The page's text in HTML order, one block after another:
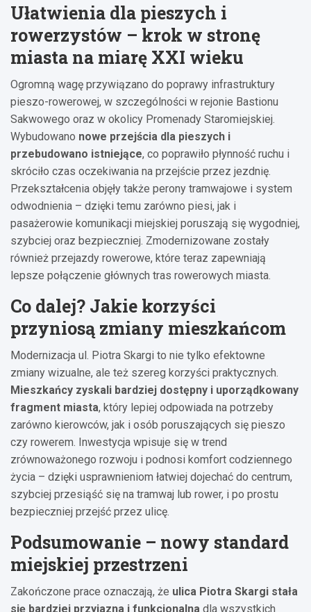
Ułatwienia dla pieszych i
rowerzystów – krok w stronę
miasta na miarę XXI wieku
Ogromną wagę przywiązano do poprawy infrastruktury
pieszo-rowerowej, w szczególności w rejonie Bastionu
Sakwowego oraz w okolicy Promenady Staromiejskiej.
Wybudowano nowe przejścia dla pieszych i
przebudowano istniejące, co poprawiło płynność ruchu i
skróciło czas oczekiwania na przejście przez jezdnię.
Przekształcenia objęły także perony tramwajowe i system
odwodnienia – dzięki temu zarówno piesi, jak i
pasażerowie komunikacji miejskiej poruszają się wygodniej,
szybciej oraz bezpieczniej. Zmodernizowane zostały
również przejazdy rowerowe, które teraz zapewniają
lepsze połączenie głównych tras rowerowych miasta.
Co dalej? Jakie korzyści
przyniosą zmiany mieszkańcom
Modernizacja ul. Piotra Skargi to nie tylko efektowne
zmiany wizualne, ale też szereg korzyści praktycznych.
Mieszkańcy zyskali bardziej dostępny i uporządkowany
fragment miasta, który lepiej odpowiada na potrzeby
zarówno kierowców, jak i osób poruszających się pieszo
czy rowerem. Inwestycja wpisuje się w trend
zrównoważonego rozwoju i podnosi komfort codziennego
życia – dzięki usprawnieniom łatwiej dojechać do centrum,
szybciej przesiąść się na tramwaj lub rower, i po prostu
bezpieczniej przejść przez ulicę.
Podsumowanie – nowy standard
miejskiej przestrzeni
Zakończone prace oznaczają, że ulica Piotra Skargi stała
się bardziej przyjazna i funkcjonalna dla wszystkich